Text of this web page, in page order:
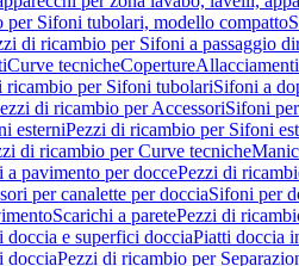
per Sifoni tubolari, modello compatto
di ricambio per Sifoni a passaggio
Curve tecnicheCopertureAllacciamenti
ricambio per Sifoni tubolariSifoni a
di ricambio per AccessoriSifoni
esterniPezzi di ricambio per Sifoni
di ricambio per Curve tecniche
a pavimento per doccePezzi di
per canalette per docciaSifoni per
Scarichi a paretePezzi di
e superfici docciaPiatti doccia
docciaPezzi di ricambio per